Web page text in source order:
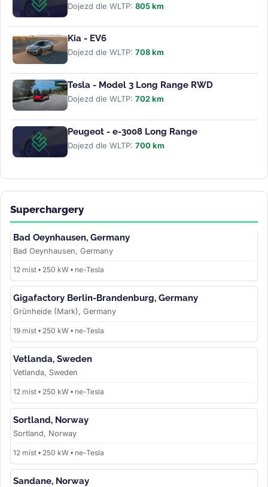
Dojezd dle WLTP: 805 km
Kia - EV6
Dojezd dle WLTP: 708 km
Tesla - Model 3 Long Range RWD
Dojezd dle WLTP: 702 km
Peugeot - e-3008 Long Range
Dojezd dle WLTP: 700 km
Superchargery
Bad Oeynhausen, Germany
Bad Oeynhausen, Germany
12 míst • 250 kW • ne-Tesla
Gigafactory Berlin-Brandenburg, Germany
Grünheide (Mark), Germany
19 míst • 250 kW • ne-Tesla
Vetlanda, Sweden
Vetlanda, Sweden
12 míst • 250 kW • ne-Tesla
Sortland, Norway
Sortland, Norway
12 míst • 250 kW • ne-Tesla
Sandane, Norway